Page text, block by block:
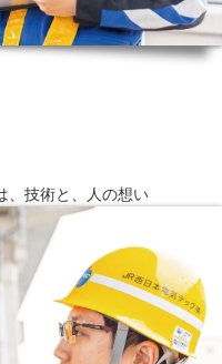
、技術と、人の想い